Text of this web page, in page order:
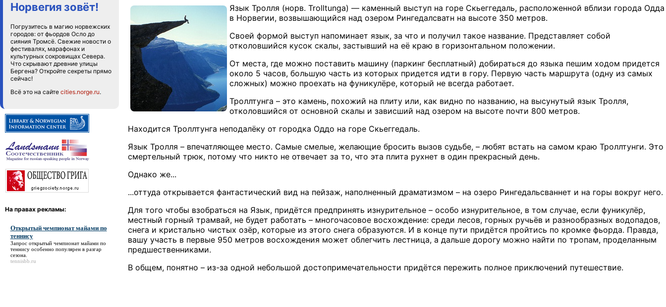
Норвегия зовёт!
Погрузитесь в магию норвежских
городов: от фьордов Осло до
сияния Тромсё. Свежие новости о
фестивалях, марафонах и
культурных сокровищах Севера.
Что скрывают древние улицы
Бергена? Откройте секреты прямо
сейчас!
Всё это на сайте cities.norge.ru.
На правах рекламы:
Открытый чемпионат майами по
теннису
Запрос открытый чемпионат майами по
теннисуособенно популярен в разгар
сезона.
tennisbb.ru
Язык Тролля (норв. Trolltunga) — каменный выступ на горе Скьеггедаль, расположенной вблизи города Одда
в Норвегии, возвышающийся над озером Рингедалсватн на высоте 350 метров.
Своей формой выступ напоминает язык, за что и получил такое название. Представляет собой
отколовшийся кусок скалы, застывший на её краю в горизонтальном положении.
От места, где можно поставить машину (паркинг бесплатный) добираться до языка пешим ходом придется
около 5 часов, большую часть из которых придется идти в гору. Первую часть маршрута (одну из самых
сложных) можно проехать на фуникулёре, который не всегда работает.
Троллтунга – это камень, похожий на плиту или, как видно по названию, на высунутый язык Тролля,
отколовшийся от основной скалы и зависший над озером на высоте почти 800 метров.
Находится Троллтунга неподалёку от городка Оддо на горе Скьеггедаль.
Язык Тролля – впечатляющее место. Самые смелые, желающие бросить вызов судьбе, – любят встать на самом краю Троллтунги. Это
смертельный трюк, потому что никто не отвечает за то, что эта плита рухнет в один прекрасный день.
Однако же...
...оттуда открывается фантастический вид на пейзаж, наполненный драматизмом – на озеро Рингедальсваннет и на горы вокруг него.
Для того чтобы взобраться на Язык, придётся предпринять изнурительное – особо изнурительное, в том случае, если фуникулёр,
местный горный трамвай, не будет работать – многочасовое восхождение: среди лесов, горных ручьёв и разнообразных водопадов,
снега и кристально чистых озёр, которые из этого снега образуются. И в конце пути придётся пройтись по кромке фьорда. Правда,
вашу участь в первые 950 метров восхождения может облегчить лестница, а дальше дорогу можно найти по тропам, проделанным
предшественниками.
В общем, понятно – из-за одной небольшой достопримечательности придётся пережить полное приключений путешествие.